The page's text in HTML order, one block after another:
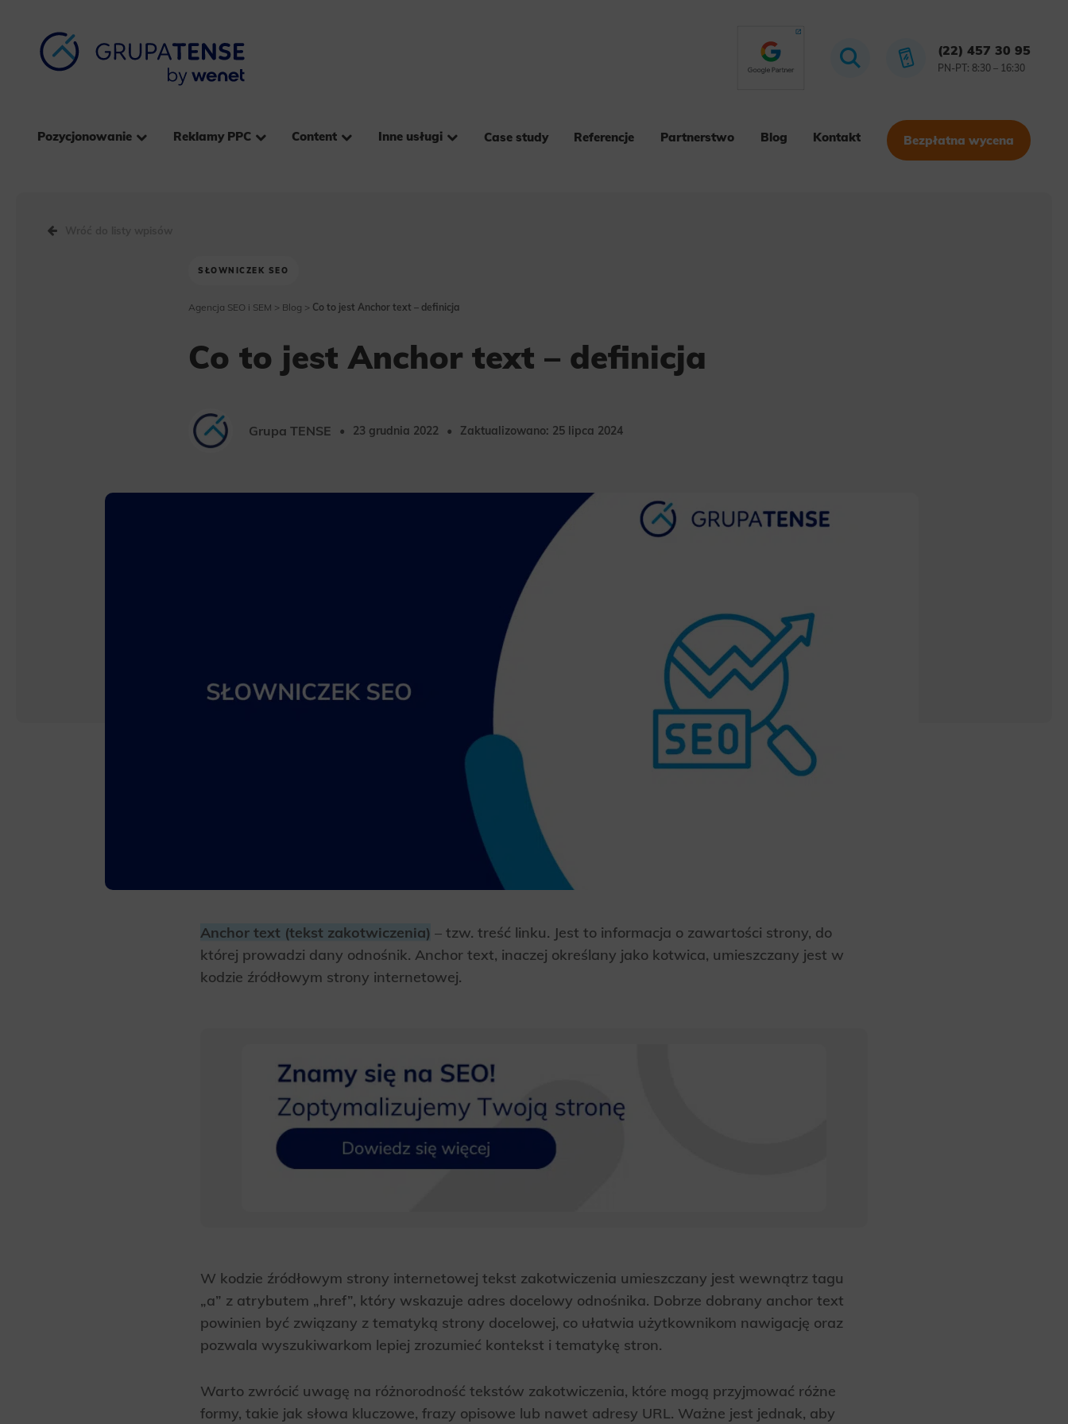
(22) 457 30 95
PN-PT: 8:30 – 16:30
Pozycjonowanie Reklamy PPC Content Inne usługi Case study Referencje Partnerstwo Blog Kontakt Bezpłatna wycena
SŁOWNICZEK SEO
Agencja SEO i SEM > Blog > Co to jest Anchor text – definicja
Co to jest Anchor text – definicja
Grupa TENSE 23 grudnia 2022 Zaktualizowano: 25 lipca 2024
Anchor text (tekst zakotwiczenia) – tzw. treść linku. Jest to informacja o zawartości strony, do
której prowadzi dany odnośnik. Anchor text, inaczej określany jako kotwica, umieszczany jest w
kodzie źródłowym strony internetowej.
W kodzie źródłowym strony internetowej tekst zakotwiczenia umieszczany jest wewnątrz tagu
„a” z atrybutem „href”, który wskazuje adres docelowy odnośnika. Dobrze dobrany anchor text
powinien być związany z tematyką strony docelowej, co ułatwia użytkownikom nawigację oraz
pozwala wyszukiwarkom lepiej zrozumieć kontekst i tematykę stron.
Warto zwrócić uwagę na różnorodność tekstów zakotwiczenia, które mogą przyjmować różne
formy, takie jak słowa kluczowe, frazy opisowe lub nawet adresy URL. Ważne jest jednak, aby